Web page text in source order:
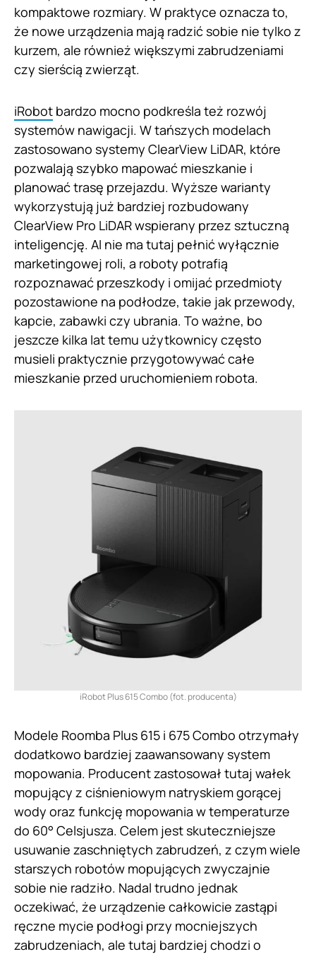
kompaktowe rozmiary. W praktyce oznacza to,
że nowe urządzenia mają radzić sobie nie tylko z
kurzem, ale również większymi zabrudzeniami
czy sierścią zwierząt.
iRobot bardzo mocno podkreśla też rozwój
systemów nawigacji. W tańszych modelach
zastosowano systemy ClearView LiDAR, które
pozwalają szybko mapować mieszkanie i
planować trasę przejazdu. Wyższe warianty
wykorzystują już bardziej rozbudowany
ClearView Pro LiDAR wspierany przez sztuczną
inteligencję. AI nie ma tutaj pełnić wyłącznie
marketingowej roli, a roboty potrafią
rozpoznawać przeszkody i omijać przedmioty
pozostawione na podłodze, takie jak przewody,
kapcie, zabawki czy ubrania. To ważne, bo
jeszcze kilka lat temu użytkownicy często
musieli praktycznie przygotowywać całe
mieszkanie przed uruchomieniem robota.
iRobot Plus 615 Combo (fot. producenta)
Modele Roomba Plus 615 i 675 Combo otrzymały
dodatkowo bardziej zaawansowany system
mopowania. Producent zastosował tutaj wałek
mopujący z ciśnieniowym natryskiem gorącej
wody oraz funkcję mopowania w temperaturze
do 60° Celsjusza. Celem jest skuteczniejsze
usuwanie zaschniętych zabrudzeń, z czym wiele
starszych robotów mopujących zwyczajnie
sobie nie radziło. Nadal trudno jednak
oczekiwać, że urządzenie całkowicie zastąpi
ręczne mycie podłogi przy mocniejszych
zabrudzeniach, ale tutaj bardziej chodzi o